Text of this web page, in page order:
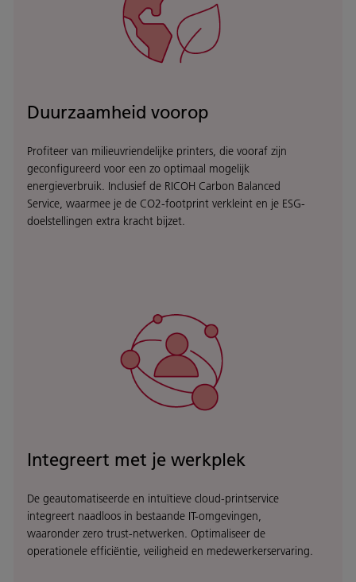
Duurzaamheid voorop
Profiteer van milieuvriendelijke printers, die vooraf zijn
geconfigureerd voor een zo optimaal mogelijk
energieverbruik. Inclusief de RICOH Carbon Balanced
Service, waarmee je de CO2-footprint verkleint en je ESG-
doelstellingen extra kracht bijzet.
Integreert met je werkplek
De geautomatiseerde en intuïtieve cloud-printservice
integreert naadloos in bestaande IT-omgevingen,
waaronder zero trust-netwerken. Optimaliseer de
operationele efficiëntie, veiligheid en medewerkerservaring.